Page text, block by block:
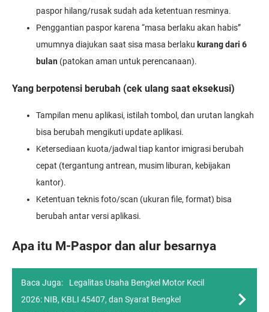
paspor hilang/rusak sudah ada ketentuan resminya.
Penggantian paspor karena “masa berlaku akan habis”
umumnya diajukan saat sisa masa berlaku kurang dari 6
bulan (patokan aman untuk perencanaan).
Yang berpotensi berubah (cek ulang saat eksekusi)
Tampilan menu aplikasi, istilah tombol, dan urutan langkah
bisa berubah mengikuti update aplikasi.
Ketersediaan kuota/jadwal tiap kantor imigrasi berubah
cepat (tergantung antrean, musim liburan, kebijakan
kantor).
Ketentuan teknis foto/scan (ukuran file, format) bisa
berubah antar versi aplikasi.
Apa itu M-Paspor dan alur besarnya
Baca Juga:
Legalitas Usaha Bengkel Motor Kecil
2026: NIB, KBLI 45407, dan Syarat Bengkel